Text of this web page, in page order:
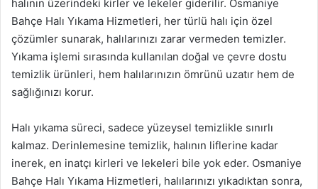
halının üzerindeki kirler ve lekeler giderilir. Osmaniye
Bahçe Halı Yıkama Hizmetleri, her türlü halı için özel
çözümler sunarak, halılarınızı zarar vermeden temizler.
Yıkama işlemi sırasında kullanılan doğal ve çevre dostu
temizlik ürünleri, hem halılarınızın ömrünü uzatır hem de
sağlığınızı korur.
Halı yıkama süreci, sadece yüzeysel temizlikle sınırlı
kalmaz. Derinlemesine temizlik, halının liflerine kadar
inerek, en inatçı kirleri ve lekeleri bile yok eder. Osmaniye
Bahçe Halı Yıkama Hizmetleri, halılarınızı yıkadıktan sonra,